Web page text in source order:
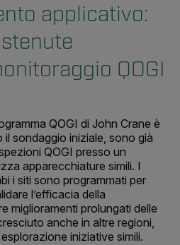
applicativo:
QOGI
QOGI di John Crane è
sondaggio iniziale, sono già
QOGI presso un
apparecchiature simili. I
i siti sono programmati per
l’efficacia della
miglioramenti prolungati delle
anche in altre regioni,
iniziative simili.